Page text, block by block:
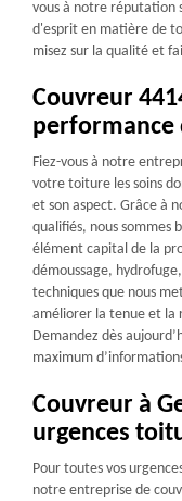
vous à notre réputation
d'esprit en matière de
misez sur la qualité et
Couvreur
Fiez-vous à notre
votre toiture les soins
et son aspect. Grâce à
qualifiés, nous sommes
élément capital de la
démoussage,
techniques que nous
améliorer la tenue et la
Demandez dès
maximum
Couvreur à
urgences
Pour toutes vos
notre entreprise de